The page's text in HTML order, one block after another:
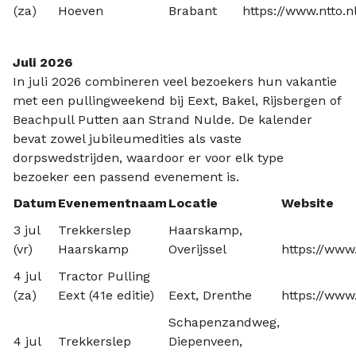
(za)
Hoeven
Brabant
https://
Juli 2026
In juli 2026 combineren veel bezoekers hun vakantie
met een pullingweekend bij Eext, Bakel, Rijsbergen of
Beachpull Putten aan Strand Nulde. De kalender
bevat zowel jubileumedities als vaste
dorpswedstrijden, waardoor er voor elk type
bezoeker een passend evenement is.
Datum Evenementnaam Locatie
Website
3 jul
(vr)
Trekkerslep
Haarskamp
Haarskamp,
Overijssel
https://
4 jul
(za)
Tractor Pulling
Eext (41e editie)
Eext, Drenthe https://
4 jul
Trekkerslep
Schapenzandweg,
Diepenveen,